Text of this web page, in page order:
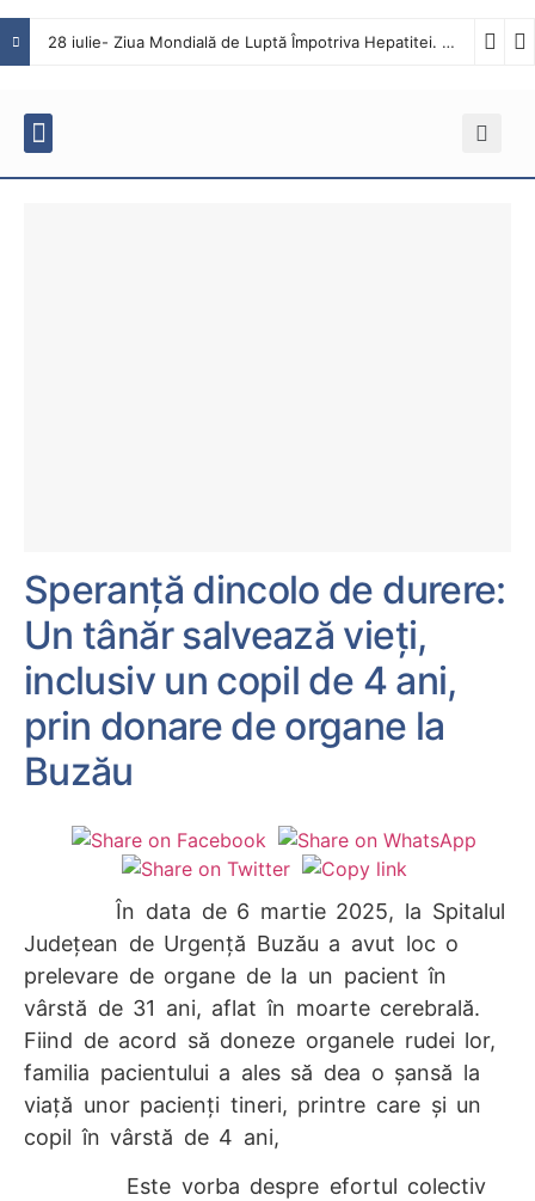
28 iulie- Ziua Mondială de Luptă Împotriva Hepatitei. Interviu cu dr. Octavian Tăbăcaru, medic specialist Boli Infecțioase în cadrul Spitalului Județean de Urgență Buzău
Speranță dincolo de durere:
Un tânăr salvează vieți,
inclusiv un copil de 4 ani,
prin donare de organe la
Buzău
În data de 6 martie 2025, la Spitalul
Județean de Urgență Buzău a avut loc o
prelevare de organe de la un pacient în
vârstă de 31 ani, aflat în moarte cerebrală.
Fiind de acord să doneze organele rudei lor,
familia pacientului a ales să dea o șansă la
viață unor pacienți tineri, printre care și un
copil în vârstă de 4 ani,
Este vorba despre efortul colectiv